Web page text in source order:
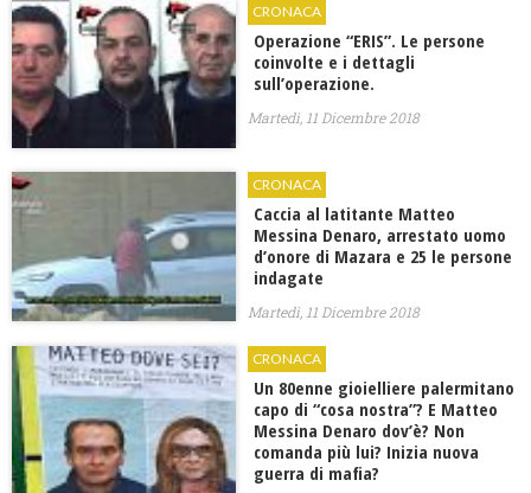
CRONACA
Operazione “ERIS”. Le persone
coinvolte e i dettagli
sull’operazione.
Martedì, 11 Dicembre 2018
CRONACA
Caccia al latitante Matteo
Messina Denaro, arrestato uomo
d’onore di Mazara e 25 le persone
indagate
Martedì, 11 Dicembre 2018
CRONACA
Un 80enne gioielliere palermitano
capo di “cosa nostra”? E Matteo
Messina Denaro dov’è? Non
comanda più lui? Inizia nuova
guerra di mafia?